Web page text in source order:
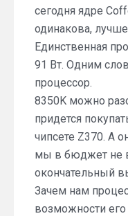
сегодня ядре
одинакова,
Единственная
91 Вт. Одним
процессор.
8350K можно
придется
чипсете Z370. А
мы в бюджет не
окончательный
Зачем нам
возможности его